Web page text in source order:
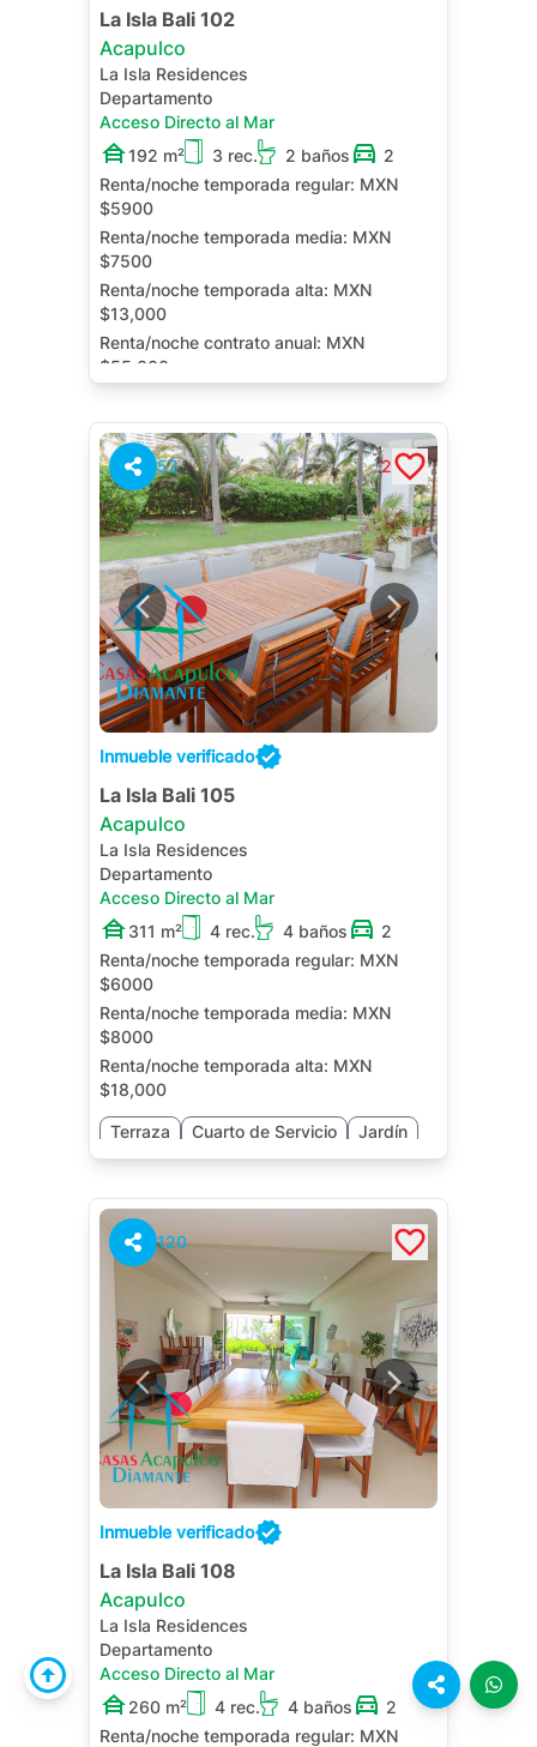
La Isla Bali 102
Acapulco
La Isla Residences
Departamento
Acceso Directo al Mar
192 m²
3 rec. 2 baños
2
Renta/noche temporada regular: MXN
$5900
Renta/noche temporada media: MXN
$7500
Renta/noche temporada alta: MXN
$13,000
Renta/noche contrato anual: MXN
$55,000
52 2
Inmueble verificado
La Isla Bali 105
Acapulco
La Isla Residences
Departamento
Acceso Directo al Mar
311 m²
4 rec. 4 baños
2
Renta/noche temporada regular: MXN
$6000
Renta/noche temporada media: MXN
$8000
Renta/noche temporada alta: MXN
$18,000
Terraza Cuarto de Servicio Jardín
120
Inmueble verificado
La Isla Bali 108
Acapulco
La Isla Residences
Departamento
Acceso Directo al Mar
260 m²
4 rec. 4 baños
2
Renta/noche temporada regular: MXN